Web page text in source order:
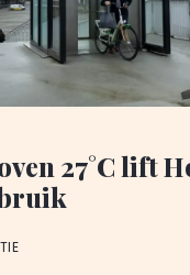
27°C lift